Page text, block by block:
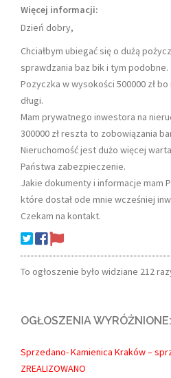
Więcej informacji:
Dzień dobry,
Chciałbym ubiegać się o dużą
sprawdzania baz bik i tym podobne.
Pozyczka w wysokości 500000 zł
długi.
Mam prywatnego inwestora na
300000 zł reszta to zobowiązania
Nieruchomość jest dużo więcej
Państwa zabezpieczenie.
Jakie dokumenty i informacje mam
które dostał ode mnie wcześniej
Czekam na kontakt.
To ogłoszenie było widziane 212
OGŁOSZENIA WYRÓŻNIONE:
Sprzedano- Kamienica Kraków –
ZREALIZOWANO